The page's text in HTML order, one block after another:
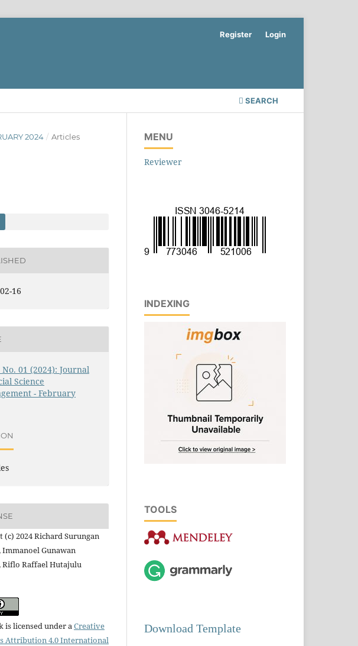
SEARCH
Register Login
2024 / Articles
16
No. 01 (2024): Journal
Science
- February
(c) 2024 Richard Surungan
Gunawan
Riflo Raffael Hutajulu
is licensed under aCreative
Attribution 4.0 International
MENU
Reviewer
INDEXING
TOOLS
Download Template